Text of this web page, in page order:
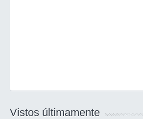
Vistos últimamente